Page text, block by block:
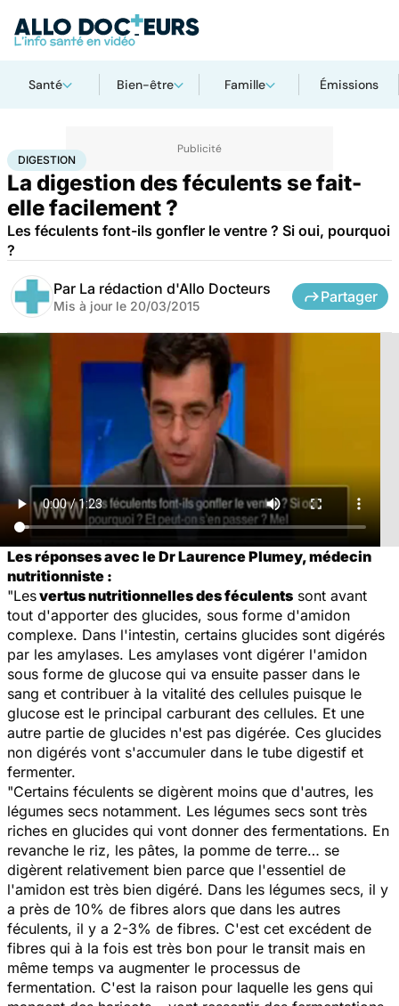
Santé Bien-être Famille Émissions
AccueilSanté Digestion
DIGESTION
La digestion des féculents se fait-
elle facilement ?
Les féculents font-ils gonfler le ventre ? Si oui, pourquoi
?
Par La rédaction d'Allo Docteurs
Mis à jour le 20/03/2015
Partager
Les réponses avec le Dr Laurence Plumey, médecin
nutritionniste :
"Lesvertus nutritionnelles des féculents sont avant
tout d'apporter des glucides, sous forme d'amidon
complexe. Dans l'intestin, certains glucides sont digérés
par les amylases. Les amylases vont digérer l'amidon
sous forme de glucose qui va ensuite passer dans le
sang et contribuer à la vitalité des cellules puisque le
glucose est le principal carburant des cellules. Et une
autre partie de glucides n'est pas digérée. Ces glucides
non digérés vont s'accumuler dans le tube digestif et
fermenter.
"Certains féculents se digèrent moins que d'autres, les
légumes secs notamment. Les légumes secs sont très
riches en glucides qui vont donner des fermentations. En
revanche le riz, les pâtes, la pomme de terre… se
digèrent relativement bien parce que l'essentiel de
l'amidon est très bien digéré. Dans les légumes secs, il y
a près de 10% de fibres alors que dans les autres
féculents, il y a 2-3% de fibres. C'est cet excédent de
fibres qui à la fois est très bon pour le transit mais en
même temps va augmenter le processus de
fermentation. C'est la raison pour laquelle les gens qui